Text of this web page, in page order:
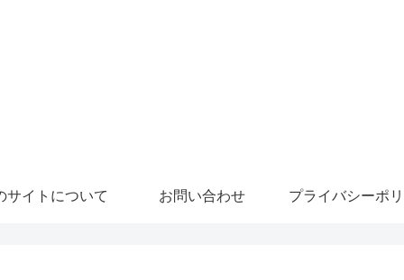
サイトについて お問い合わせ プライバシーポ